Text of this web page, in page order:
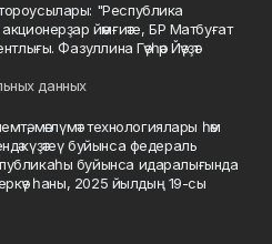
"Республика
йәмғиәте, БР Матбуғат
Фазуллина Гәүһәр Йәүҙәт
данных
мәғлүмәт технологиялары һәм
күҙәтеү буйынса федераль
буйынса идаралығында
һаны, 2025 йылдың 19-сы